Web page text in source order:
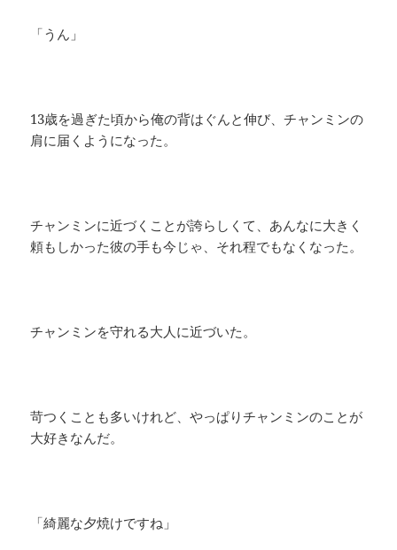
「うん」
13歳を過ぎた頃から俺の背はぐんと伸び、チャンミンの
肩に届くようになった。
チャンミンに近づくことが誇らしくて、あんなに大きく
頼もしかった彼の手も今じゃ、それ程でもなくなった。
チャンミンを守れる大人に近づいた。
苛つくことも多いけれど、やっぱりチャンミンのことが
大好きなんだ。
「綺麗な夕焼けですね」